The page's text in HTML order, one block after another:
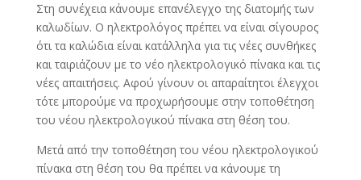
Στη συνέχεια κάνουμε επανέλεγχο της διατομής των
καλωδίων. Ο ηλεκτρολόγος πρέπει να είναι σίγουρος
ότι τα καλώδια είναι κατάλληλα για τις νέες συνθήκες
και ταιριάζουν με το νέο ηλεκτρολογικό πίνακα και τις
νέες απαιτήσεις. Αφού γίνουν οι απαραίτητοι έλεγχοι
τότε μπορούμε να προχωρήσουμε στην τοποθέτηση
του νέου ηλεκτρολογικού πίνακα στη θέση του.
Μετά από την τοποθέτηση του νέου ηλεκτρολογικού
πίνακα στη θέση του θα πρέπει να κάνουμε τη